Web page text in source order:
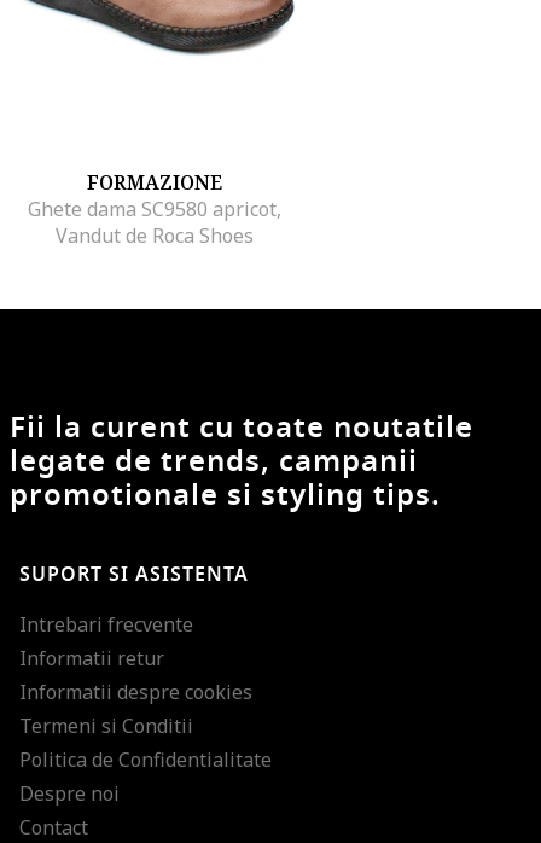
FORMAZIONE
Ghete dama SC9580 apricot,
Vandut de Roca Shoes
Fii la curent cu toate noutatile
legate de trends, campanii
promotionale si styling tips.
SUPORT SI ASISTENTA
Intrebari frecvente
Informatii retur
Informatii despre cookies
Termeni si Conditii
Politica de Confidentialitate
Despre noi
Contact